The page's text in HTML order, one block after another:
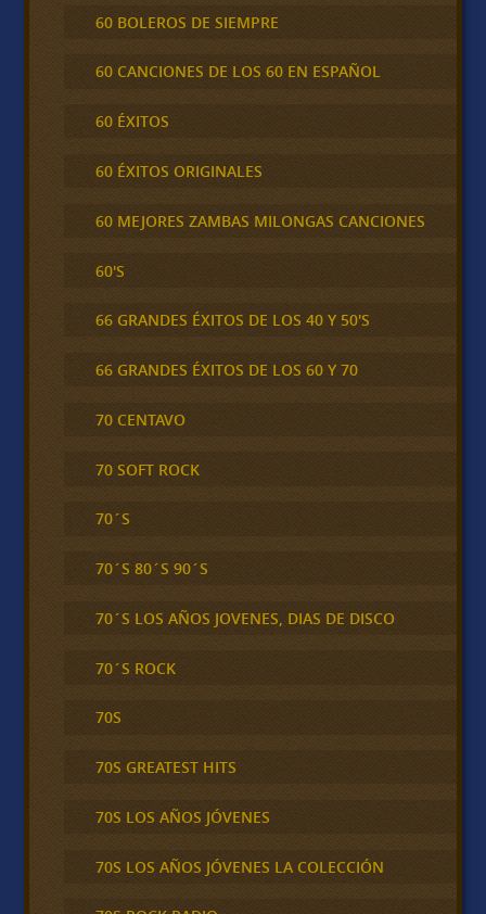
60 BOLEROS DE SIEMPRE
60 CANCIONES DE LOS 60 EN ESPAÑOL
60 ÉXITOS
60 ÉXITOS ORIGINALES
60 MEJORES ZAMBAS MILONGAS CANCIONES
60'S
66 GRANDES ÉXITOS DE LOS 40 Y 50'S
66 GRANDES ÉXITOS DE LOS 60 Y 70
70 CENTAVO
70 SOFT ROCK
70´S
70´S 80´S 90´S
70´S LOS AÑOS JOVENES, DIAS DE DISCO
70´S ROCK
70S
70S GREATEST HITS
70S LOS AÑOS JÓVENES
70S LOS AÑOS JÓVENES LA COLECCIÓN